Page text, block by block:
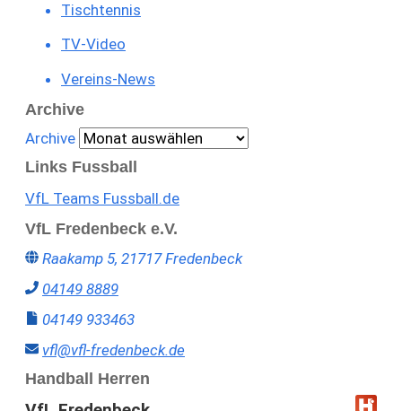
Tischtennis
TV-Video
Vereins-News
Archive
Archive
Links Fussball
VfL Teams Fussball.de
VfL Fredenbeck e.V.
Raakamp 5, 21717 Fredenbeck
04149 8889
04149 933463
vfl@vfl-fredenbeck.de
Handball Herren